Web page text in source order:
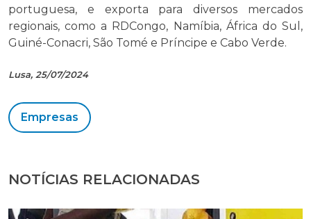
portuguesa, e exporta para diversos mercados
regionais, como a RDCongo, Namíbia, África do Sul,
Guiné-Conacri, São Tomé e Príncipe e Cabo Verde.
Lusa, 25/07/2024
Empresas
NOTÍCIAS RELACIONADAS